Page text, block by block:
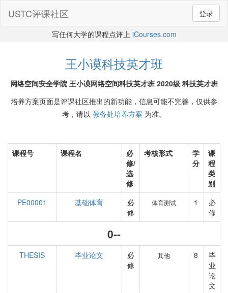
登录
USTC评课社区
写任何大学的课程点评上 iCourses.com
王小谟科技英才班
网络空间安全学院 王小谟网络空间科技英才班 2020级 科技英才班
培养方案页面是评课社区推出的新功能，信息可能不完善，仅供参
考，请以 教务处培养方案 为准。
课程号 课程名
必
修/
选
修
考核形式
学
分
课
程
类
别
PE00001
基础体育
必
修
体育测试 1
必
修
0--
THESIS 毕业论文
必
修
其他 8
毕
业
论
文